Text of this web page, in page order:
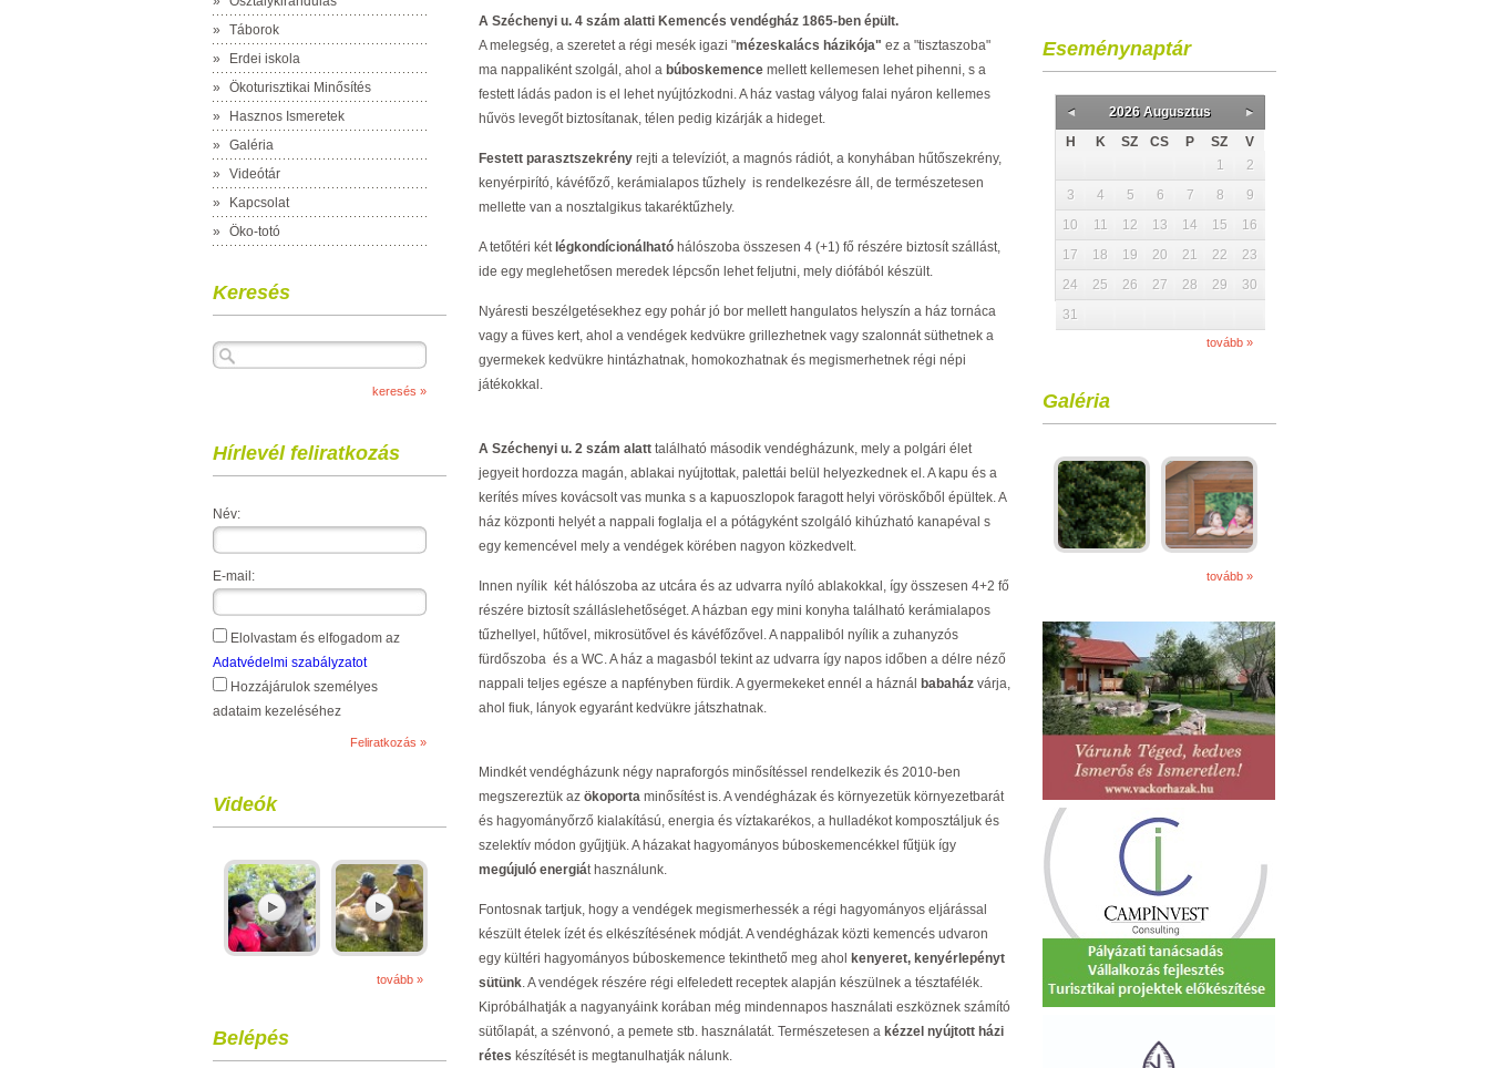
»
Táborok
»
Erdei iskola
»
Ökoturisztikai Minősítés
»
Hasznos Ismeretek
»
Galéria
»
Videótár
»
Kapcsolat
»
Öko-totó
Keresés
Hírlevél feliratkozás
Név:
E-mail:
Elolvastam és elfogadom az
Adatvédelmi szabályzatot
Hozzájárulok személyes
adataim kezeléséhez
Videók
tovább »
Belépés
A Széchenyi u. 4 szám alatti Kemencés vendégház 1865-ben épült.
A melegség, a szeretet a régi mesék igazi "mézeskalács házikója" ez a "tisztaszoba"
ma nappaliként szolgál, ahol a búboskemence mellett kellemesen lehet pihenni, s a
festett ládás padon is el lehet nyújtózkodni. A ház vastag vályog falai nyáron kellemes
hűvös levegőt biztosítanak, télen pedig kizárják a hideget.
Festett parasztszekrény rejti a televíziót, a magnós rádiót, a konyhában hűtőszekrény,
kenyérpirító, kávéfőző, kerámialapos tűzhely is rendelkezésre áll, de természetesen
mellette van a nosztalgikus takaréktűzhely.
A tetőtéri két légkondícionálható hálószoba összesen 4 (+1) fő részére biztosít szállást,
ide egy meglehetősen meredek lépcsőn lehet feljutni, mely diófából készült.
Nyáresti beszélgetésekhez egy pohár jó bor mellett hangulatos helyszín a ház tornáca
vagy a füves kert, ahol a vendégek kedvükre grillezhetnek vagy szalonnát süthetnek a
gyermekek kedvükre hintázhatnak, homokozhatnak és megismerhetnek régi népi
játékokkal.
A Széchenyi u. 2 szám alatt található második vendégházunk, mely a polgári élet
jegyeit hordozza magán, ablakai nyújtottak, palettái belül helyezkednek el. A kapu és a
kerítés míves kovácsolt vas munka s a kapuoszlopok faragott helyi vöröskőből épültek. A
ház központi helyét a nappali foglalja el a pótágyként szolgáló kihúzható kanapéval s
egy kemencével mely a vendégek körében nagyon közkedvelt.
Innen nyílik két hálószoba az utcára és az udvarra nyíló ablakokkal, így összesen 4+2 fő
részére biztosít szálláslehetőséget. A házban egy mini konyha található kerámialapos
tűzhellyel, hűtővel, mikrosütővel és kávéfőzővel. A nappaliból nyílik a zuhanyzós
fürdőszoba és a WC. A ház a magasból tekint az udvarra így napos időben a délre néző
nappali teljes egésze a napfényben fürdik. A gyermekeket ennél a háznál babaház várja,
ahol fiuk, lányok egyaránt kedvükre játszhatnak.
Mindkét vendégházunk négy napraforgós minősítéssel rendelkezik és 2010-ben
megszereztük az ökoporta minősítést is. A vendégházak és környezetük környezetbarát
és hagyományőrző kialakítású, energia és víztakarékos, a hulladékot komposztáljuk és
szelektív módon gyűjtjük. A házakat hagyományos búboskemencékkel fűtjük így
megújuló energiát használunk.
Fontosnak tartjuk, hogy a vendégek megismerhessék a régi hagyományos eljárással
készült ételek ízét és elkészítésének módját. A vendégházak közti kemencés udvaron
egy kültéri hagyományos búboskemence tekinthető meg ahol kenyeret, kenyérlepényt
sütünk. A vendégek részére régi elfeledett receptek alapján készülnek a tésztafélék.
Kipróbálhatják a nagyanyáink korában még mindennapos használati eszköznek számító
sütőlapát, a szénvonó, a pemete stb. használatát. Természetesen a kézzel nyújtott házi
rétes készítését is megtanulhatják nálunk.
Eseménynaptár
2026 Augusztus
H
K SZ CS P SZ
V
1
2
3
4 5 6 7 8
9
10
11 12 13 14 15
16
17
18 19 20 21 22
23
24
25 26 27 28 29
30
31
tovább »
Galéria
tovább »